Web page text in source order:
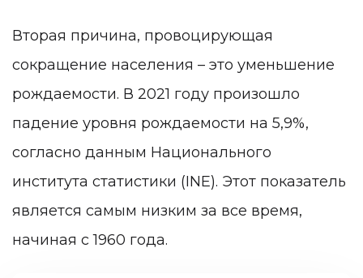
Вторая причина, провоцирующая
сокращение населения – это уменьшение
рождаемости. В 2021 году произошло
падение уровня рождаемости на 5,9%,
согласно данным Национального
института статистики (INE). Этот показатель
является самым низким за все время,
начиная с 1960 года.